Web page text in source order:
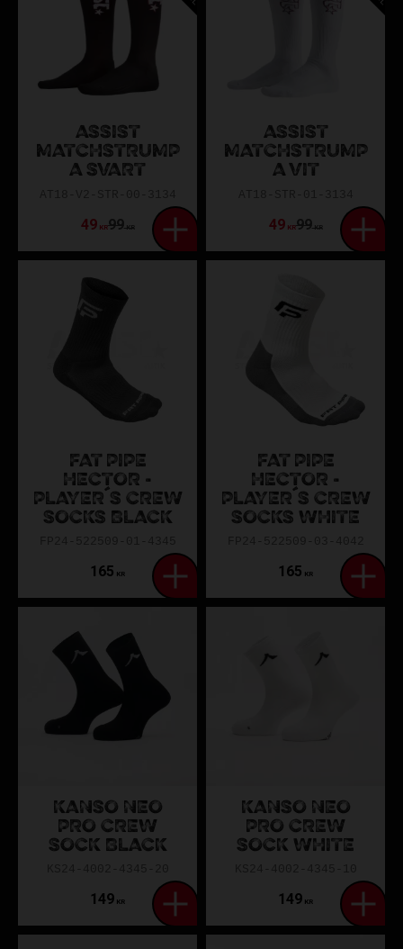
ASSIST
MATCHSTRUMP
A SVART
49KR99KR
ASSIST
MATCHSTRUMP
A VIT
49KR99KR
FAT PIPE
HECTOR -
PLAYER´S CREW
SOCKS BLACK
165 KR
FAT PIPE
HECTOR -
PLAYER´S CREW
SOCKS WHITE
165 KR
KANSO NEO
PRO CREW
SOCK BLACK
149 KR
KANSO NEO
PRO CREW
SOCK WHITE
149 KR